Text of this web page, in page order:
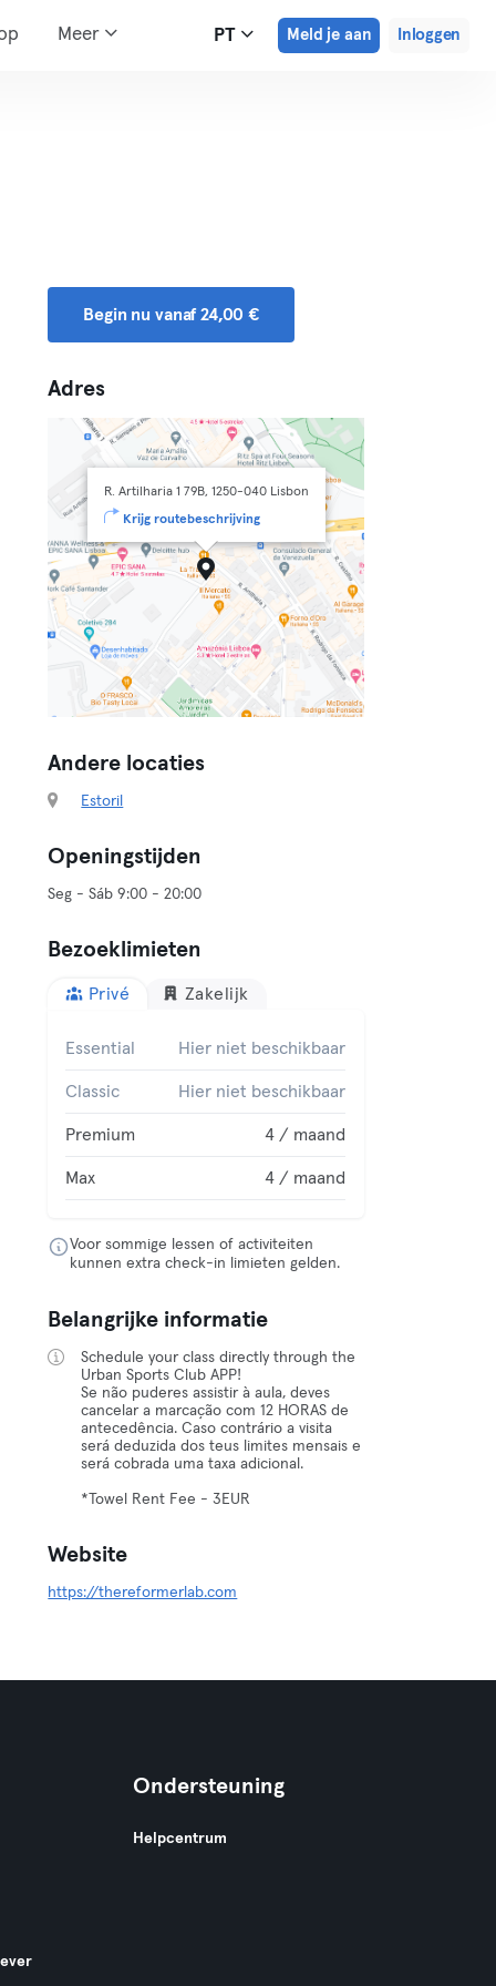
Meer PT Meld je aan Inloggen
Begin nu vanaf 24,00 €
Adres
R. Artilharia 1 79B, 1250-040 Lisbon
Krijg routebeschrijving
Andere locaties
Estoril
Openingstijden
Seg - Sáb 9:00 - 20:00
Bezoeklimieten
Privé Zakelijk
Essential Hier niet beschikbaar
Classic Hier niet beschikbaar
Premium 4 / maand
Max 4 / maand
Voor sommige lessen of activiteiten
kunnen extra check-in limieten gelden.
Belangrijke informatie
Schedule your class directly through the
Urban Sports Club APP!
Se não puderes assistir à aula, deves
cancelar a marcação com 12 HORAS de
antecedência. Caso contrário a visita
será deduzida dos teus limites mensais e
será cobrada uma taxa adicional.
*Towel Rent Fee - 3EUR
Website
https://thereformerlab.com
Ondersteuning
Helpcentrum